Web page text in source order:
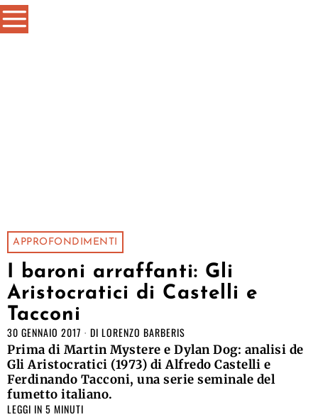
APPROFONDIMENTI
I baroni arraffanti: Gli
Aristocratici di Castelli e
Tacconi
30 GENNAIO 2017 DI LORENZO BARBERIS
Prima di Martin Mystere e Dylan Dog: analisi de
Gli Aristocratici (1973) di Alfredo Castelli e
Ferdinando Tacconi, una serie seminale del
fumetto italiano.
LEGGI IN 5 MINUTI